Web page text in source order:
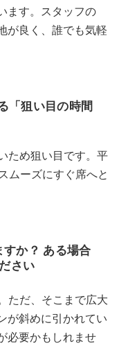
ます。スタッフの
が良く、誰でも気軽
「狙い目の時間
ため狙い目です。平
ムーズにすぐ席へと
か？ ある場合
さい
ただ、そこまで広大
が斜めに引かれてい
必要かもしれませ